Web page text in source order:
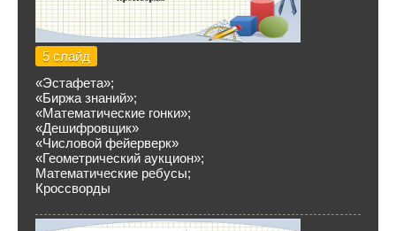
5 слайд
«Эстафета»;
«Биржа знаний»;
«Математические гонки»;
«Дешифровщик»
«Числовой фейерверк»
«Геометрический аукцион»;
Математические ребусы;
Кроссворды